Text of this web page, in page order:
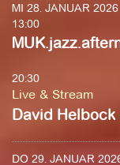
MI 28. JANUAR 2026
13:00
20:30
Live & Stream
David Helbock
DO 29. JANUAR